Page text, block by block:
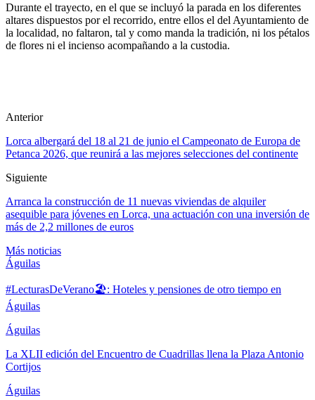
Durante el trayecto, en el que se incluyó la parada en los diferentes
altares dispuestos por el recorrido, entre ellos el del Ayuntamiento de
la localidad, no faltaron, tal y como manda la tradición, ni los pétalos
de flores ni el incienso acompañando a la custodia.
Anterior
Lorca albergará del 18 al 21 de junio el Campeonato de Europa de
Petanca 2026, que reunirá a las mejores selecciones del continente
Siguiente
Arranca la construcción de 11 nuevas viviendas de alquiler
asequible para jóvenes en Lorca, una actuación con una inversión de
más de 2,2 millones de euros
Más noticias
Águilas
#LecturasDeVerano🏖: Hoteles y pensiones de otro tiempo en
Águilas
Águilas
La XLII edición del Encuentro de Cuadrillas llena la Plaza Antonio
Cortijos
Águilas